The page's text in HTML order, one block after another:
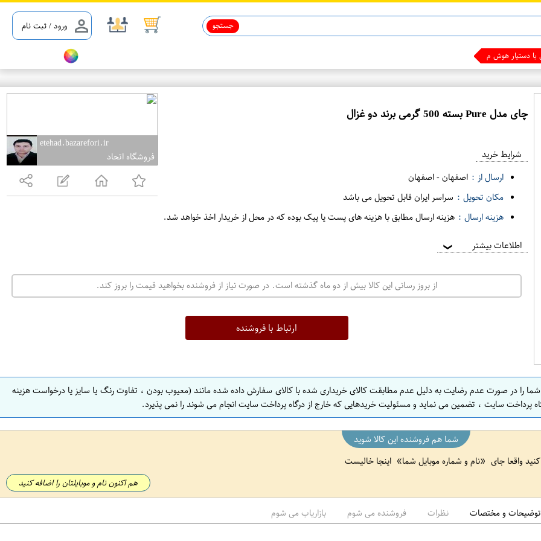
ورود / ثبت نام جستجو
با دستیار هوش مصنوعی شوید
etehad.bazarefori.ir
فروشگاه اتحاد
چای مدل Pure بسته 500 گرمی برند دو غزال
ت
ه
ن
ص
ف
ه
ا
ف
شرایط خرید
ارسال از : اصفهان-اصفهان
مکان تحویل : سراسر ایران قابل تحویل می باشد
هزینه ارسال : هزینه ارسال مطابق با هزینه های پست یا پیک بوده که در محل از خریدار اخذ خواهد شد.
اطلاعات بیشتر ❯
از بروز رسانی این کالا بیش از دو ماه گذشته است. در صورت نیاز از فروشنده بخواهید قیمت را بروز کند.
ارتباط با فروشنده
شما را در صورت عدم رضایت به دلیل عدم مطابقت کالای خریداری شده با کالای سفارش داده شده مانند (معیوب بودن ، تفاوت رنگ یا سایز یا درخواست هزینه
پرداخت سایت ، تضمین می نماید و مسئولیت خریدهایی که خارج از درگاه پرداخت سایت انجام می شوند را نمی پذیرد.
شما هم فروشنده این کالا شوید
واقعا جای
نام و شماره موبایل شما اینجا خالیست
هم اکنون نام و موبایلتان را اضافه کنید
توضیحات و مختصات نظرات فروشنده می شوم بازاریاب می شوم